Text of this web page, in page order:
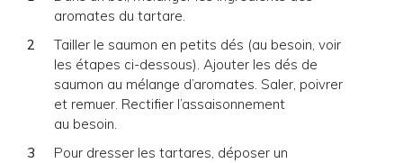
aromates du tartare.
Tailler le saumon en petits dés (au besoin, voir
les étapes ci-dessous). Ajouter les dés de
saumon au mélange d’aromates. Saler, poivrer
et remuer. Rectifier l’assaisonnement
au besoin.
Pour dresser les tartares, déposer un